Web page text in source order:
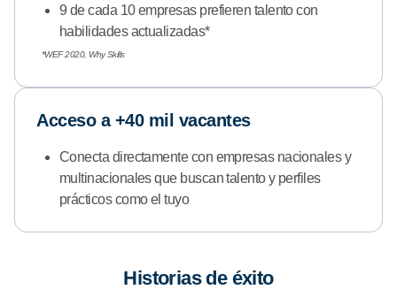
9 de cada 10 empresas prefieren talento con
habilidades actualizadas*
*WEF 2020, Why Skills
Acceso a +40 mil vacantes
Conecta directamente con empresas nacionales y
multinacionales que buscan talento y perfiles
prácticos como el tuyo
Historias de éxito